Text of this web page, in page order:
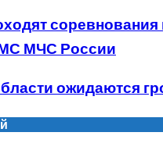
МЧС России
ожидаются